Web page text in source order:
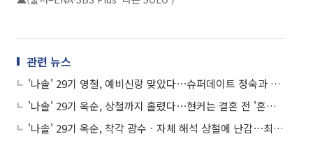
관련 뉴스
'나솔' 29기 영철, 예비신랑 맞았다⋯슈퍼데이트 정숙과 현실 커플?
'나솔' 29기 옥순, 상철까지 홀렸다⋯현커는 결혼 전 '혼인신고' 완료!
'나솔' 29기 옥순, 착각 광수ㆍ자체 해석 상철에 난감⋯최종 1순위는 영식?